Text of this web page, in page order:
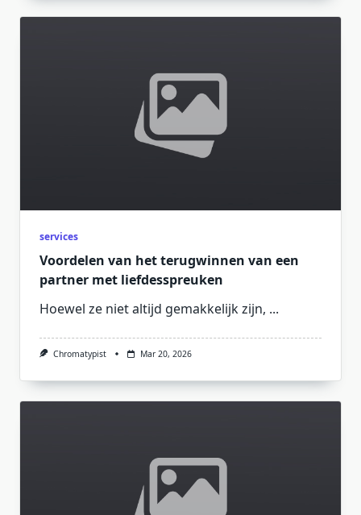
services
Voordelen van het terugwinnen van een
partner met liefdesspreuken
Hoewel ze niet altijd gemakkelijk zijn, ...
Chromatypist Mar 20, 2026